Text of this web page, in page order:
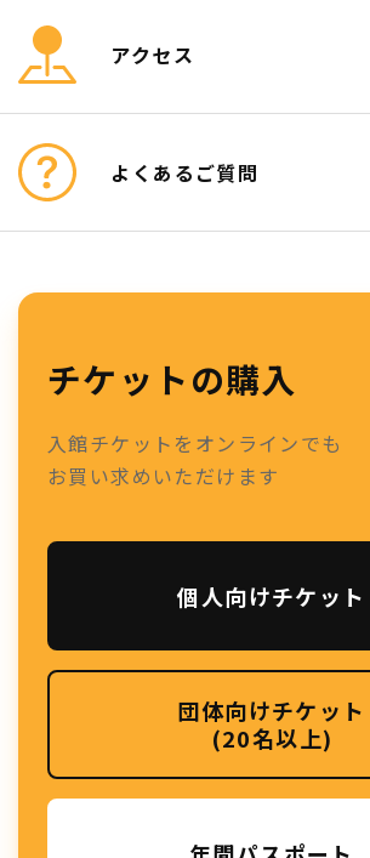
アクセス
よくあるご質問
チケットの購入
入館チケットをオンラインでも
お買い求めいただけます
個人向けチケット
団体向けチケット
(20名以上)